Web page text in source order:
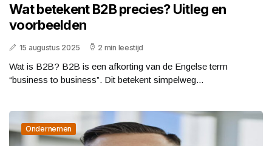
Wat betekent B2B precies? Uitleg en
voorbeelden
15 augustus 2025 2 min leestijd
Wat is B2B? B2B is een afkorting van de Engelse term
“business to business”. Dit betekent simpelweg...
Ondernemen